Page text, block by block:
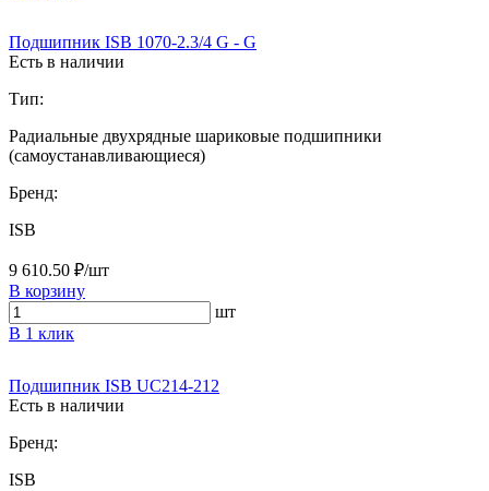
Подшипник ISB 1070-2.3/4 G - G
Есть в наличии
Тип:
Радиальные двухрядные шариковые подшипники
(самоустанавливающиеся)
Бренд:
ISB
9 610.50 ₽/шт
В корзину
шт
В 1 клик
Подшипник ISB UC214-212
Есть в наличии
Бренд:
ISB